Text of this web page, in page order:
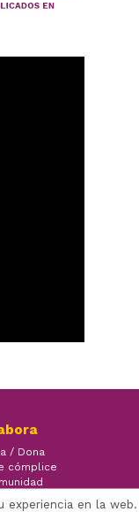
/ Dona
cómplice
experiencia en la web.